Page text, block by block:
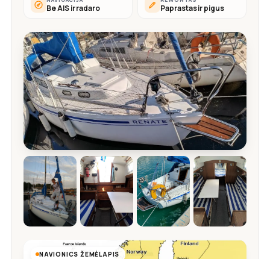
Be AIS ir radaro Paprastas ir pigus
NAVIONICS ŽEMĖLAPIS